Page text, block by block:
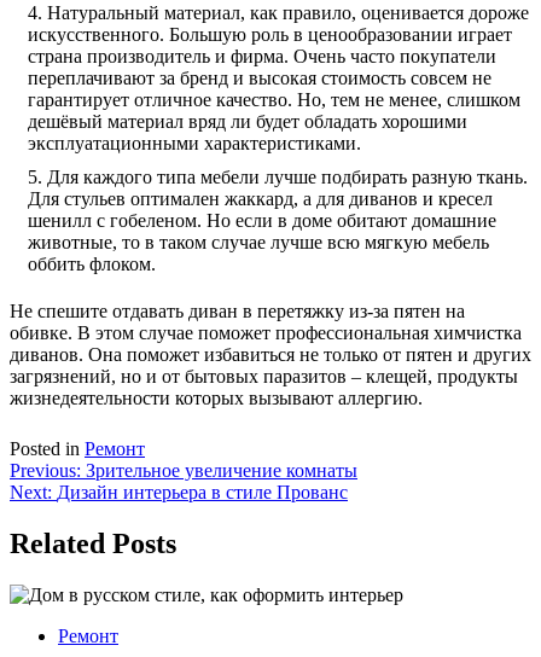
Натуральный материал, как правило, оценивается дороже
искусственного. Большую роль в ценообразовании играет
страна производитель и фирма. Очень часто покупатели
переплачивают за бренд и высокая стоимость совсем не
гарантирует отличное качество. Но, тем не менее, слишком
дешёвый материал вряд ли будет обладать хорошими
эксплуатационными характеристиками.
Для каждого типа мебели лучше подбирать разную ткань.
Для стульев оптимален жаккард, а для диванов и кресел
шенилл с гобеленом. Но если в доме обитают домашние
животные, то в таком случае лучше всю мягкую мебель
оббить флоком.
Не спешите отдавать диван в перетяжку из-за пятен на
обивке. В этом случае поможет профессиональная химчистка
диванов. Она поможет избавиться не только от пятен и других
загрязнений, но и от бытовых паразитов – клещей, продукты
жизнедеятельности которых вызывают аллергию.
Posted in Ремонт
Навигация
по
записям
Previous: Зрительное увеличение комнаты
Next: Дизайн интерьера в стиле Прованс
Related Posts
Ремонт